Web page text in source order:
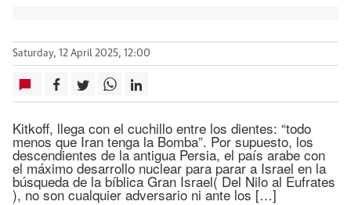
Saturday, 12 April 2025, 12:00
Kitkoff, llega con el cuchillo entre los dientes: “todo
menos que Iran tenga la Bomba”. Por supuesto, los
descendientes de la antigua Persia, el país arabe con
el máximo desarrollo nuclear para parar a Israel en la
búsqueda de la bíblica Gran Israel( Del Nilo al Eufrates
), no son cualquier adversario ni ante los […]